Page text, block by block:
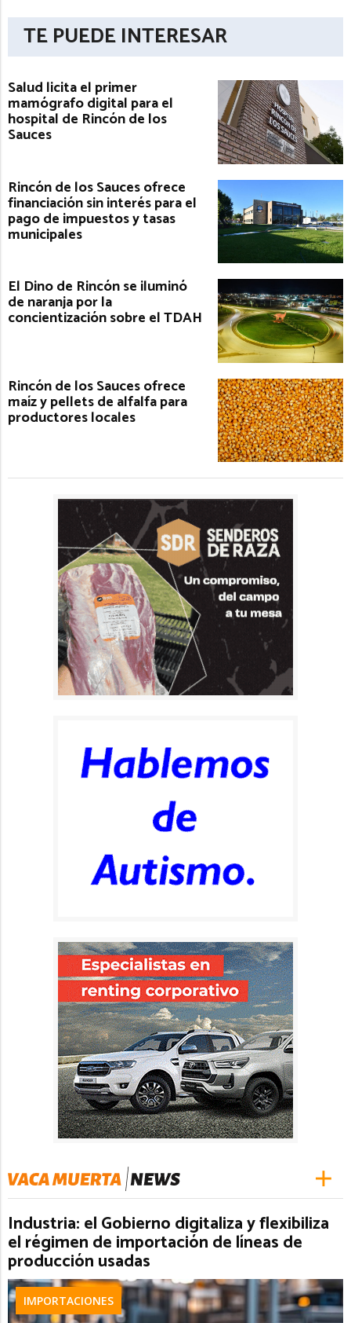
TE PUEDE INTERESAR
Salud licita el primer
mamógrafo digital para el
hospital de Rincón de los
Sauces
Rincón de los Sauces ofrece
financiación sin interés para el
pago de impuestos y tasas
municipales
El Dino de Rincón se iluminó
de naranja por la
concientización sobre el TDAH
Rincón de los Sauces ofrece
maíz y pellets de alfalfa para
productores locales
Industria: el Gobierno digitaliza y flexibiliza
el régimen de importación de líneas de
producción usadas
IMPORTACIONES